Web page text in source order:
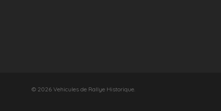
© 2026 Vehicules de Rallye Historique.